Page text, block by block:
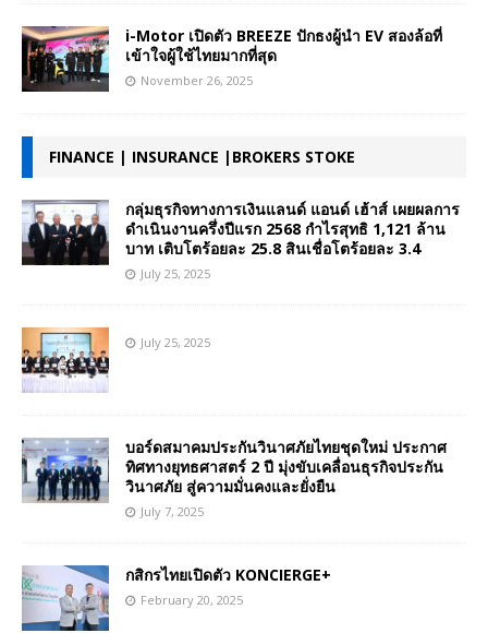
i-Motor เปิดตัว BREEZE ปักธงผู้นำ EV สองล้อที่
เข้าใจผู้ใช้ไทยมากที่สุด
November 26, 2025
FINANCE | INSURANCE |BROKERS STOKE
กลุ่มธุรกิจทางการเงินแลนด์ แอนด์ เฮ้าส์ เผยผลการ
ดำเนินงานครึ่งปีแรก 2568 กำไรสุทธิ 1,121 ล้าน
บาท เติบโตร้อยละ 25.8 สินเชื่อโตร้อยละ 3.4
July 25, 2025
July 25, 2025
บอร์ดสมาคมประกันวินาศภัยไทยชุดใหม่ ประกาศ
ทิศทางยุทธศาสตร์ 2 ปี มุ่งขับเคลื่อนธุรกิจประกัน
วินาศภัย สู่ความมั่นคงและยั่งยืน
July 7, 2025
กสิกรไทยเปิดตัว KONCIERGE+
February 20, 2025